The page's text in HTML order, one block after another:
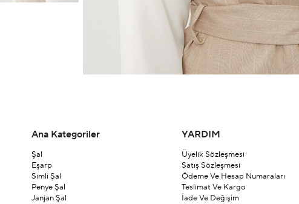
Ana Kategoriler
Şal
Eşarp
Simli Şal
Penye Şal
Janjan Şal
YARDIM
Üyelik Sözleşmesi
Satış Sözleşmesi
Ödeme Ve Hesap Numaraları
Teslimat Ve Kargo
İade Ve Değişim